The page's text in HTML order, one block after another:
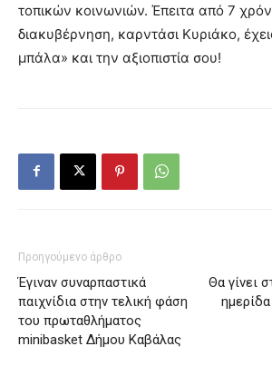
τοπικών κοινωνιών. Έπειτα από 7
διακυβέρνηση, καρντάσι Κυριάκο,
μπάλα» και την αξιοπιστία σου!
Προηγούμενο άρθρο
Έγιναν συναρπαστικά
παιχνίδια στην τελική φάση
του πρωταθλήματος
minibasket Δήμου Καβάλας
Θα γίνει